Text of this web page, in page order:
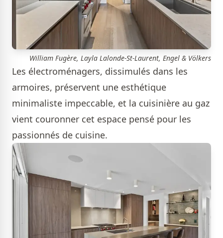
William Fugère, Layla Lalonde-St-Laurent, Engel & Völkers
Les électroménagers, dissimulés dans les
armoires, préservent une esthétique
minimaliste impeccable, et la cuisinière au gaz
vient couronner cet espace pensé pour les
passionnés de cuisine.